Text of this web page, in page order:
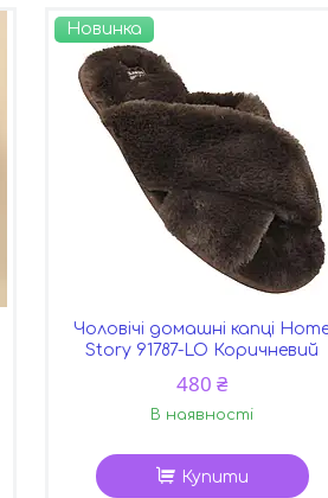
Новинка
Чоловічі домашні капці
Story 91787-LO Коричневий
480 ₴
В наявності
Купити